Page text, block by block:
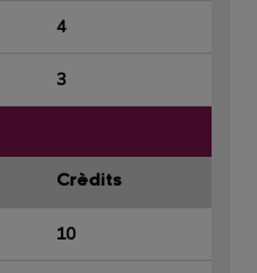
4
3
Crèdits
10